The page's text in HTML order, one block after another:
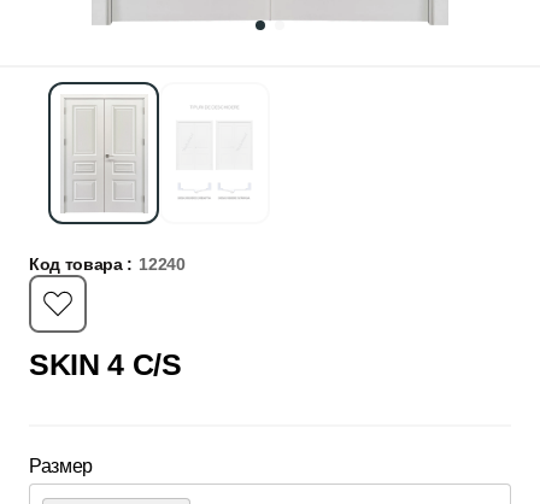
Код товара : 12240
SKIN 4 C/S
Размер